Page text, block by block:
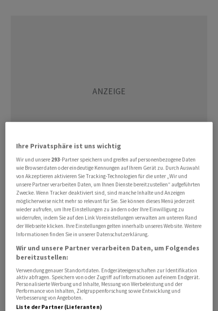
Die Abkommen wurden auf einer Golf-Reise des
türkischen Präsidenten Recep Tayyip Erdogan
abgeschlossen, der nach einem Bericht der staatlichen
türkischen Nachrichtenagentur Anadolu auch mit
Kronprinz Mohammed bin Salman zusammenkam.
Energie, Direktinvestitionen und Kommunikation
geschlossen.
Wichtigstes Ziel der Golf-Reise sind Investitionen. Die
Türkei steckt in einer Währungskrise. Zur Stützung der
Ihre Privatsphäre ist uns wichtig
Wir und unsere 293-Partner speichern und greifen auf personenbezogene Daten
wie Browserdaten oder eindeutige Kennungen auf Ihrem Gerät zu. Durch Auswahl
von Akzeptieren aktivieren Sie Tracking-Technologien für die unter „Wir und
unsere Partner verarbeiten Daten, um Ihnen Dienste bereitzustellen“ aufgeführten
Zwecke. Wenn Tracker deaktiviert sind, sind manche Inhalte und Anzeigen
möglicherweise nicht mehr so relevant für Sie. Sie können dieses Menü jederzeit
wieder aufrufen, um Ihre Einstellungen zu ändern oder Ihre Einwilligung zu
widerrufen, indem Sie auf den Link Voreinstellungen verwalten am unteren Rand
der Webseite klicken. Ihre Einstellungen gelten innerhalb unseres Website. Weitere
Informationen finden Sie in unserer Datenschutzerklärung.
Wir und unsere Partner verarbeiten Daten, um Folgendes
bereitzustellen:
Verwendung genauer Standortdaten. Endgeräteeigenschaften zur Identifikation
aktiv abfragen. Speichern von oder Zugriff auf Informationen auf einem Endgerät.
Personalisierte Werbung und Inhalte, Messung von Werbeleistung und der
Performance von Inhalten, Zielgruppenforschung sowie Entwicklung und
Verbesserung von Angeboten.
Liste der Partner (Lieferanten)